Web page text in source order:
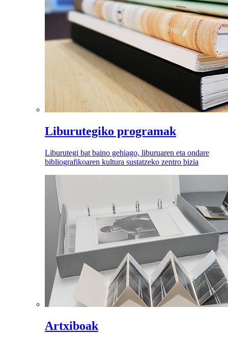
Liburutegiko programak
Liburutegi bat baino gehiago, liburuaren eta ondare
bibliografikoaren kultura sustatzeko zentro bizia
Artxiboak